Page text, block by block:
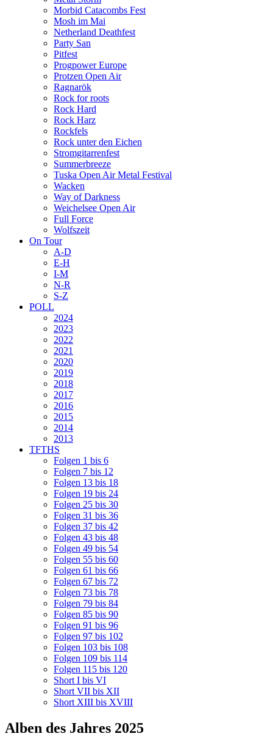
Morbid Catacombs Fest
Mosh im Mai
Netherland Deathfest
Party San
Pitfest
Progpower Europe
Protzen Open Air
Ragnarök
Rock for roots
Rock Hard
Rock Harz
Rockfels
Rock unter den Eichen
Stromgitarrenfest
Summerbreeze
Tuska Open Air Metal Festival
Wacken
Way of Darkness
Weichelsee Open Air
Full Force
Wolfszeit
On Tour
A-D
E-H
I-M
N-R
S-Z
POLL
2024
2023
2022
2021
2020
2019
2018
2017
2016
2015
2014
2013
TFTHS
Folgen 1 bis 6
Folgen 7 bis 12
Folgen 13 bis 18
Folgen 19 bis 24
Folgen 25 bis 30
Folgen 31 bis 36
Folgen 37 bis 42
Folgen 43 bis 48
Folgen 49 bis 54
Folgen 55 bis 60
Folgen 61 bis 66
Folgen 67 bis 72
Folgen 73 bis 78
Folgen 79 bis 84
Folgen 85 bis 90
Folgen 91 bis 96
Folgen 97 bis 102
Folgen 103 bis 108
Folgen 109 bis 114
Folgen 115 bis 120
Short I bis VI
Short VII bis XII
Short XIII bis XVIII
Alben des Jahres 2025